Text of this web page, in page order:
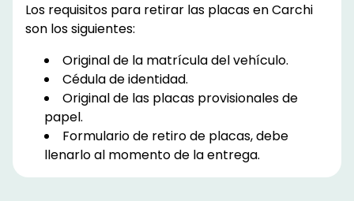
Los requisitos para retirar las placas en Carchi
son los siguientes:
Original de la matrícula del vehículo.
Cédula de identidad.
Original de las placas provisionales de
papel.
Formulario de retiro de placas, debe
llenarlo al momento de la entrega.